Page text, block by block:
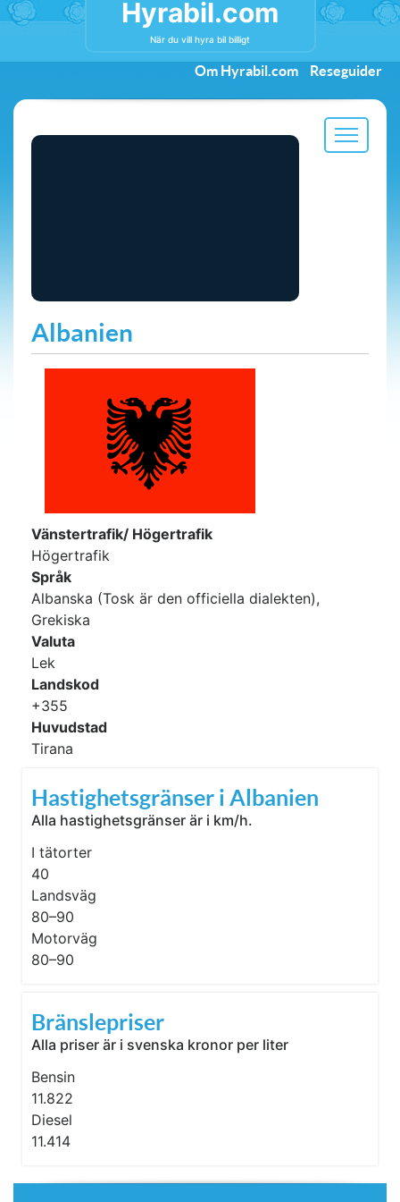
Hyrabil.com
När du vill hyra bil billigt
Om Hyrabil.com Reseguider
Albanien
Vänstertrafik/ Högertrafik
Högertrafik
Språk
Albanska (Tosk är den officiella dialekten),
Grekiska
Valuta
Lek
Landskod
+355
Huvudstad
Tirana
Hastighetsgränser i Albanien
Alla hastighetsgränser är i km/h.
I tätorter
40
Landsväg
80–90
Motorväg
80–90
Bränslepriser
Alla priser är i svenska kronor per liter
Bensin
11.822
Diesel
11.414